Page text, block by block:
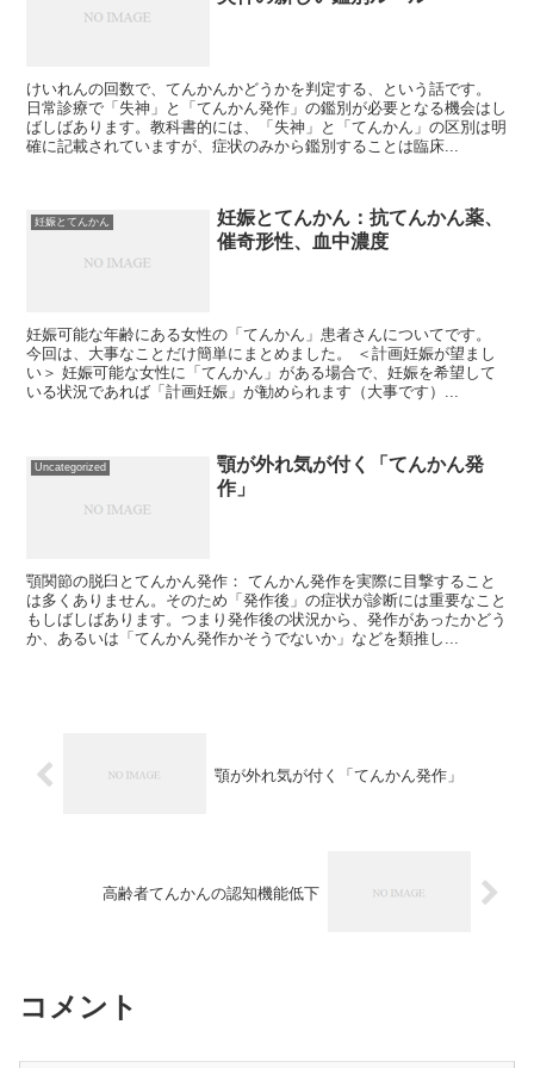
けいれんの回数で、てんかんかどうかを判定する、という話です。
日常診療で「失神」と「てんかん発作」の鑑別が必要となる機会はし
ばしばあります。教科書的には、「失神」と「てんかん」の区別は明
確に記載されていますが、症状のみから鑑別することは臨床...
妊娠とてんかん
妊娠とてんかん：抗てんかん薬、
催奇形性、血中濃度
妊娠可能な年齢にある女性の「てんかん」患者さんについてです。
今回は、大事なことだけ簡単にまとめました。 ＜計画妊娠が望まし
い＞ 妊娠可能な女性に「てんかん」がある場合で、妊娠を希望して
いる状況であれば「計画妊娠」が勧められます（大事です）...
Uncategorized
顎が外れ気が付く「てんかん発
作」
顎関節の脱臼とてんかん発作： てんかん発作を実際に目撃すること
は多くありません。そのため「発作後」の症状が診断には重要なこと
もしばしばあります。つまり発作後の状況から、発作があったかどう
か、あるいは「てんかん発作かそうでないか」などを類推し...
顎が外れ気が付く「てんかん発作」
高齢者てんかんの認知機能低下
コメント